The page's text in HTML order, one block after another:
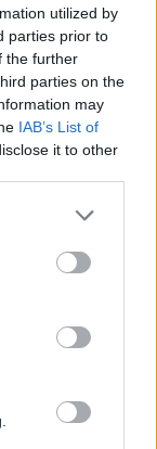
utilized by
parties prior to
the further
parties on the
may
IAB’s List of
it to other
more Google
may click to
party tags to
below Google
az idei